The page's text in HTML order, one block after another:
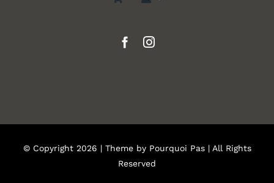
© Copyright 2026 | Theme by Pourquoi Pas| All Rights
Reserved